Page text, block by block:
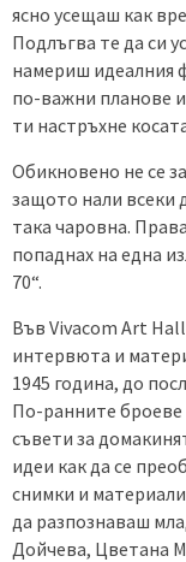
ясно усещаш как
Подлъгва те да си
намериш идеалния
по-важни планове
ти настръхне
Обикновено не се
защото нали всеки
така чаровна.
попаднах на една
70“.
Във Vivacom Art
интервюта и
1945 година, до
По-ранните броеве
съвети за
идеи как да се
снимки и
да разпознаваш
Дойчева, Цветана